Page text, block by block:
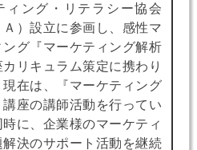
ィング・リテラシー協会
Ａ）設立に参画し、感性マ
ング『マーケティング解析
リキュラム策定に携わり
現在は、『マーケティング
座の講師活動を行ってい
時に、企業様のマーケティ
解決のサポート活動を継続